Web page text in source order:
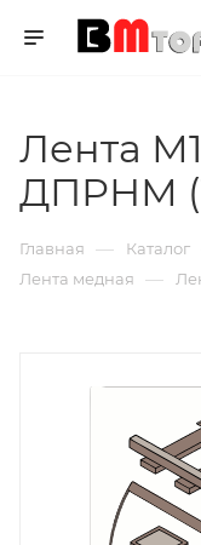
Лента
ДПРНМ
Главная — Каталог
Лента медная —